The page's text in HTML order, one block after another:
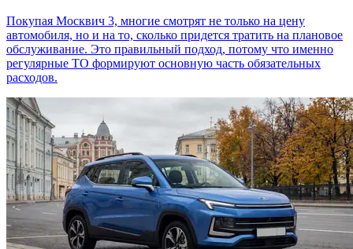
Покупая Москвич 3, многие смотрят не только на цену
автомобиля, но и на то, сколько придется тратить на плановое
обслуживание. Это правильный подход, потому что именно
регулярные ТО формируют основную часть обязательных
расходов.